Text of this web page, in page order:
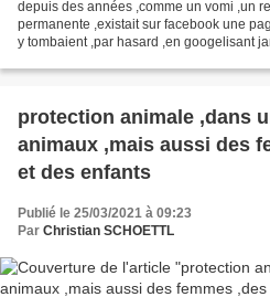
depuis des années ,comme un vomi ,un
permanente ,existait sur facebook une
y tombaient ,par hasard ,en googelisant
protection animale ,dans
animaux ,mais aussi des
et des enfants
Publié le 25/03/2021 à 09:23
Par Christian SCHOETTL